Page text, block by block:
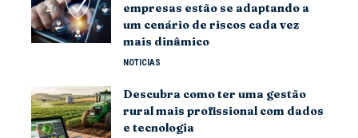
empresas estão se adaptando a
um cenário de riscos cada vez
mais dinâmico
NOTICIAS
Descubra como ter uma gestão
rural mais profissional com dados
e tecnologia